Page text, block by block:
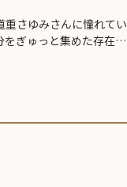
さゆみさんに憧れてい
ぎゅっと集めた存在に